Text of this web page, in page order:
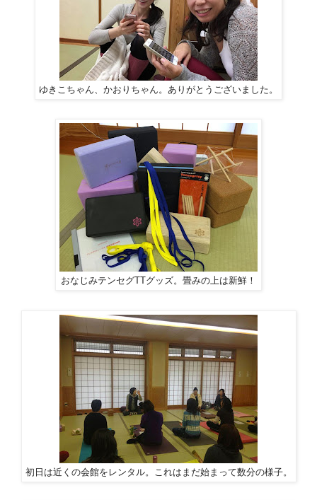
ゆきこちゃん、かおりちゃん。ありがとうございました。
おなじみテンセグTTグッズ。畳みの上は新鮮！
初日は近くの会館をレンタル。これはまだ始まって数分の様子。